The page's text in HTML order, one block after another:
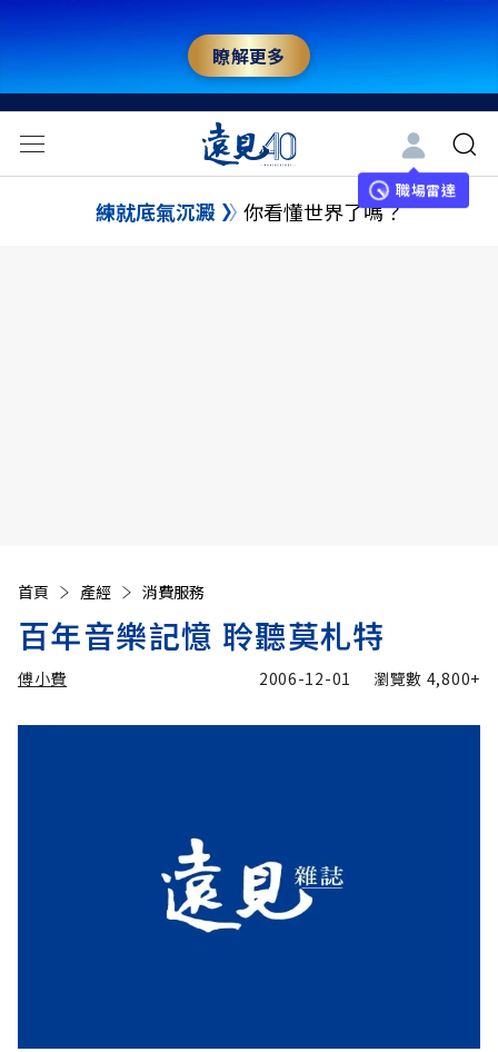
瞭解更多
職場雷達
練就底氣沉澱 你看懂世界了嗎？
首頁 產經 消費服務
百年音樂記憶 聆聽莫札特
傅小費 2006-12-01 瀏覽數 4,800+